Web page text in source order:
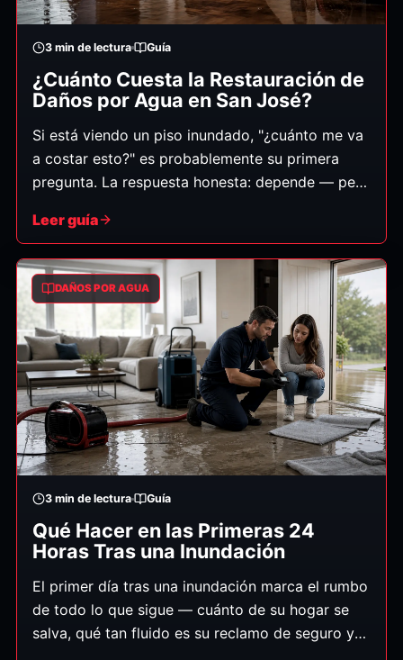
3 min de lectura Guía
¿Cuánto Cuesta la Restauración de
Daños por Agua en San José?
Si está viendo un piso inundado, "¿cuánto me va
a costar esto?" es probablemente su primera
pregunta. La respuesta honesta: depende — pero
sorpresas y a reconocer un estimado justo. Los
dólares por una limpieza pequeña de agua limpia
hasta varios miles o más por daños extensos que
involucran varias habitaciones, agua
contaminada o reparaciones estructurales.
Leer guía
DAÑOS POR AGUA
3 min de lectura Guía
Qué Hacer en las Primeras 24
Horas Tras una Inundación
El primer día tras una inundación marca el rumbo
de todo lo que sigue — cuánto de su hogar se
salva, qué tan fluido es su reclamo de seguro y